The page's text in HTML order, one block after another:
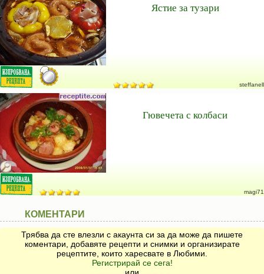
Ястие за тузари
steffanell
Гювечета с колбаси
magi71
КОМЕНТАРИ
Трябва да сте влезли с акаунта си за да може да пишете
коментари, добавяте рецепти и снимки и организирате
рецептите, които харесвате в Любими.
Регистрирай се сега!